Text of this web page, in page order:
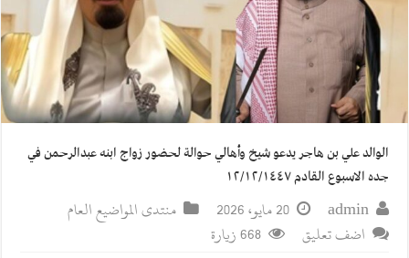
الوالد علي بن هاجر يدعو شيخ وأهالي حوالة لحضور زواج ابنه عبدالرحمن في
جده الاسبوع القادم ١٢/١٢/١٤٤٧
admin 20 مايو، 2026
منتدى المواضيع العام
اضف تعليق
668 زيارة